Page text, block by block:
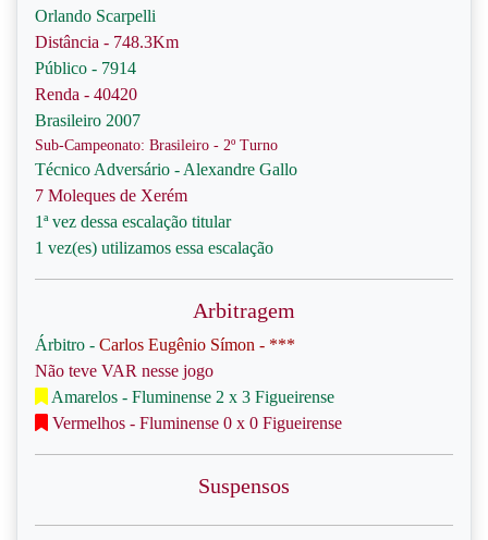
Orlando Scarpelli
Distância - 748.3Km
Público - 7914
Renda - 40420
Brasileiro 2007
Sub-Campeonato: Brasileiro - 2º Turno
Técnico Adversário - Alexandre Gallo
7 Moleques de Xerém
1ª vez dessa escalação titular
1 vez(es) utilizamos essa escalação
Arbitragem
Árbitro - Carlos Eugênio Símon - ***
Não teve VAR nesse jogo
Amarelos - Fluminense 2 x 3 Figueirense
Vermelhos - Fluminense 0 x 0 Figueirense
Suspensos